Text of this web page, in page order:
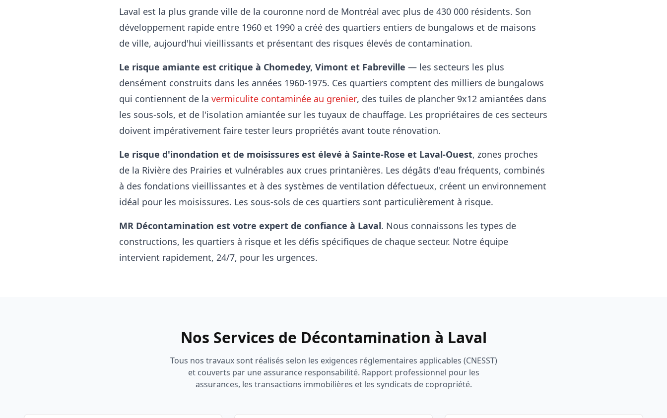
Laval est la plus grande ville de la couronne nord de Montréal avec plus de 430 000 résidents. Son
développement rapide entre 1960 et 1990 a créé des quartiers entiers de bungalows et de maisons
de ville, aujourd'hui vieillissants et présentant des risques élevés de contamination.
Le risque amiante est critique à Chomedey, Vimont et Fabreville — les secteurs les plus
densément construits dans les années 1960-1975. Ces quartiers comptent des milliers de bungalows
qui contiennent de la vermiculite contaminée au grenier, des tuiles de plancher 9x12 amiantées dans
les sous-sols, et de l'isolation amiantée sur les tuyaux de chauffage. Les propriétaires de ces secteurs
doivent impérativement faire tester leurs propriétés avant toute rénovation.
Le risque d'inondation et de moisissures est élevé à Sainte-Rose et Laval-Ouest, zones proches
de la Rivière des Prairies et vulnérables aux crues printanières. Les dégâts d'eau fréquents, combinés
à des fondations vieillissantes et à des systèmes de ventilation défectueux, créent un environnement
idéal pour les moisissures. Les sous-sols de ces quartiers sont particulièrement à risque.
MR Décontamination est votre expert de confiance à Laval. Nous connaissons les types de
constructions, les quartiers à risque et les défis spécifiques de chaque secteur. Notre équipe
intervient rapidement, 24/7, pour les urgences.
Nos Services de Décontamination à Laval
Tous nos travaux sont réalisés selon les exigences réglementaires applicables (CNESST)
et couverts par une assurance responsabilité. Rapport professionnel pour les
assurances, les transactions immobilières et les syndicats de copropriété.